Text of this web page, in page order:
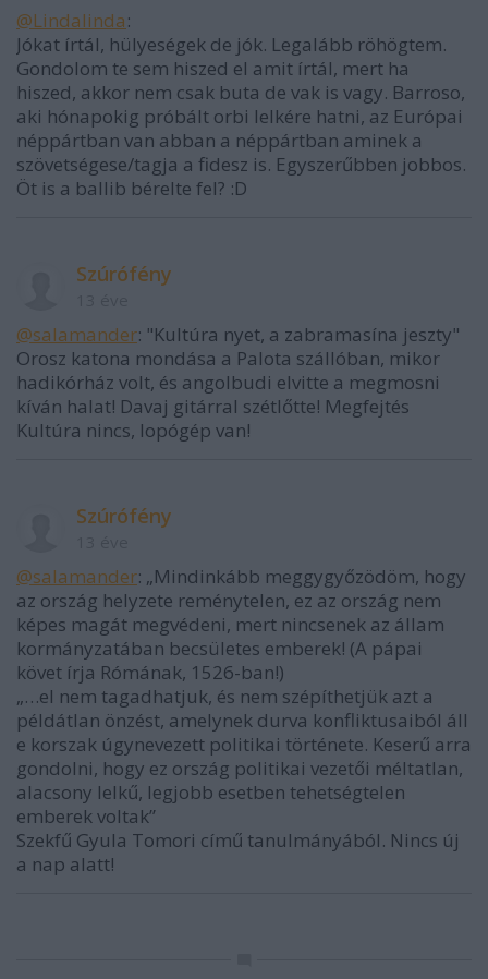
@Lindalinda:
Jókat írtál, hülyeségek de jók. Legalább röhögtem.
Gondolom te sem hiszed el amit írtál, mert ha
hiszed, akkor nem csak buta de vak is vagy. Barroso,
aki hónapokig próbált orbi lelkére hatni, az Európai
néppártban van abban a néppártban aminek a
szövetségese/tagja a fidesz is. Egyszerűbben jobbos.
Öt is a ballib bérelte fel? :D
Szúrófény
@salamander: "Kultúra nyet, a zabramasína jeszty"
Orosz katona mondása a Palota szállóban, mikor
hadikórház volt, és angolbudi elvitte a megmosni
kíván halat! Davaj gitárral szétlőtte! Megfejtés
Kultúra nincs, lopógép van!
Szúrófény
@salamander: „Mindinkább meggygyőzödöm, hogy
az ország helyzete reménytelen, ez az ország nem
képes magát megvédeni, mert nincsenek az állam
kormányzatában becsületes emberek! (A pápai
követ írja Rómának, 1526-ban!)
„…el nem tagadhatjuk, és nem szépíthetjük azt a
példátlan önzést, amelynek durva konfliktusaiból áll
e korszak úgynevezett politikai története. Keserű arra
gondolni, hogy ez ország politikai vezetői méltatlan,
alacsony lelkű, legjobb esetben tehetségtelen
emberek voltak”
Szekfű Gyula Tomori című tanulmányából. Nincs új
a nap alatt!